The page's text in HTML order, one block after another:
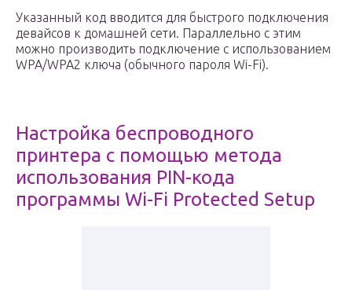
Указанный код вводится для быстрого подключения
девайсов к домашней сети. Параллельно с этим
можно производить подключение с использованием
WPA/WPA2 ключа (обычного пароля Wi-Fi).
Настройка беспроводного
принтера с помощью метода
использования PIN-кода
программы Wi-Fi Protected Setup